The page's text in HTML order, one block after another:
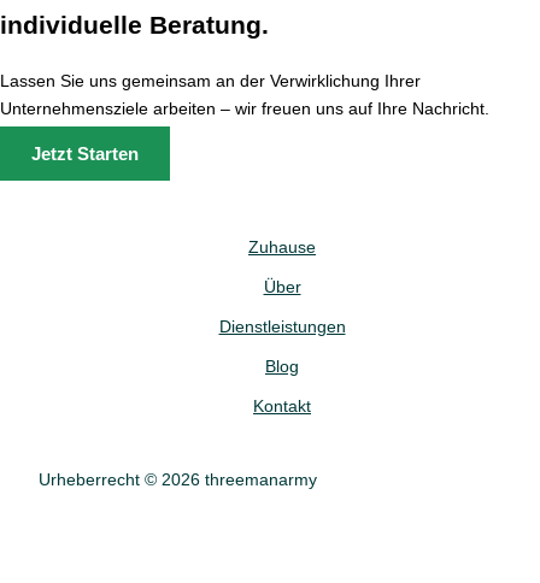
individuelle Beratung.
Lassen Sie uns gemeinsam an der Verwirklichung Ihrer
Unternehmensziele arbeiten – wir freuen uns auf Ihre Nachricht.
Jetzt Starten
Zuhause
Über
Dienstleistungen
Blog
Kontakt
Urheberrecht © 2026 threemanarmy